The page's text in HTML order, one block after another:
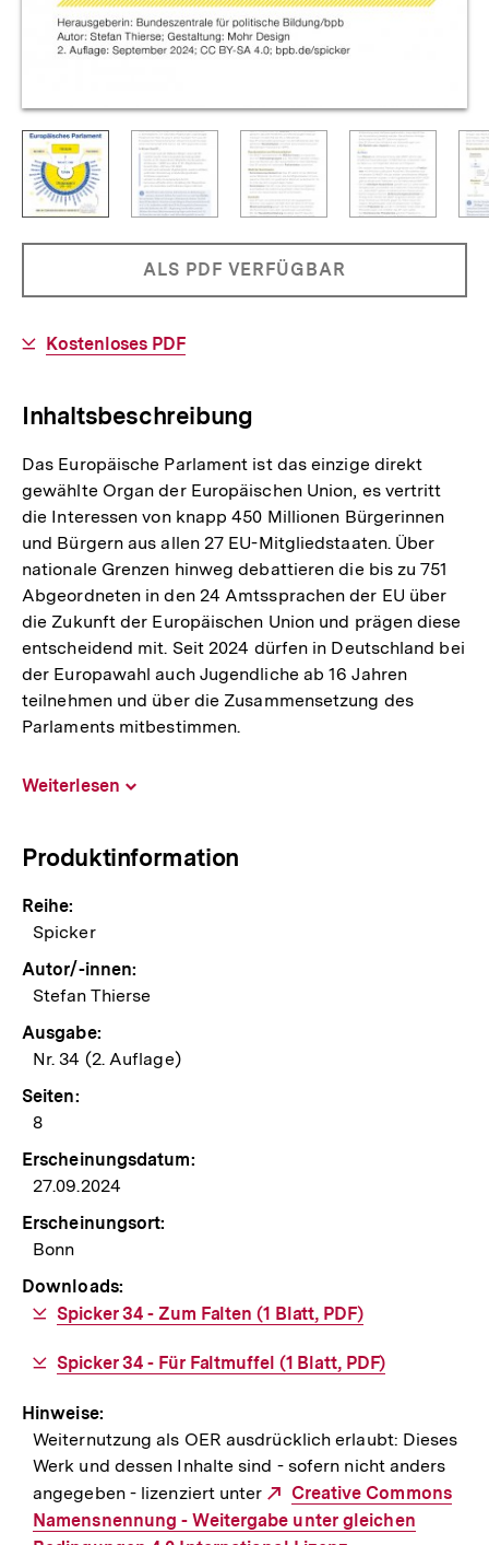
Vorschaubild
derzeit
angezeigtes
Vorschaubild
1:
Parlament
Zeige
Vorschaubild
2:
34
-
Seite
Zeige
Vorschaubild
3:
34
-
Seite
Zeige
4:
34
Seite
InformationenPRODUKT
NICHT
ALS PDF VERFÜGBAR
Download-
Kostenloses PDF
Inhaltsbeschreibung
Das Europäische Parlament ist das einzige direkt
gewählte Organ der Europäischen Union, es vertritt
die Interessen von knapp 450 Millionen Bürgerinnen
und Bürgern aus allen 27 EU-Mitgliedstaaten. Über
nationale Grenzen hinweg debattieren die bis zu 751
Abgeordneten in den 24 Amtssprachen der EU über
die Zukunft der Europäischen Union und prägen diese
entscheidend mit. Seit 2024 dürfen in Deutschland bei
der Europawahl auch Jugendliche ab 16 Jahren
teilnehmen und über die Zusammensetzung des
Parlaments mitbestimmen.
Weiterlesen
Produktinformation
Reihe:
Spicker
Autor/-innen:
Stefan Thierse
Ausgabe:
Nr. 34 (2. Auflage)
Seiten:
8
Erscheinungsdatum:
27.09.2024
Erscheinungsort:
Bonn
Downloads:
Download-
Spicker 34 - Zum Falten (1 Blatt, PDF)
Download-
Spicker 34 - Für Faltmuffel (1 Blatt, PDF)
Hinweise:
Weiternutzung als OER ausdrücklich erlaubt: Dieses
Werk und dessen Inhalte sind - sofern nicht anders
angegeben - lizenziert unter
Externer
Link:
Creative Commons
Namensnennung - Weitergabe unter gleichen